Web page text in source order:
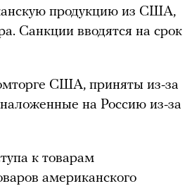
продукцию из США,
Санкции вводятся на срок
США, приняты из-за
на Россию из-за
к товарам
американского